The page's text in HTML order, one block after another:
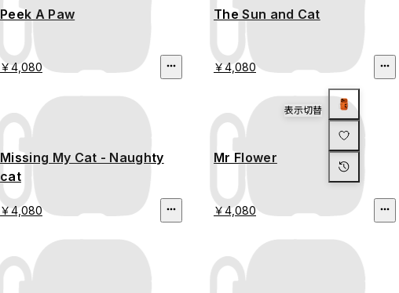
Peek A Paw
￥4,080
The Sun and Cat
￥4,080
Missing My Cat - Naughty
cat
￥4,080
Mr Flower
￥4,080
表示切替